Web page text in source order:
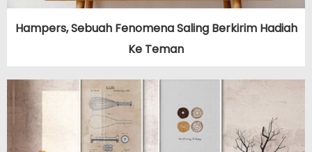
Hampers, Sebuah Fenomena Saling Berkirim Hadiah
Ke Teman